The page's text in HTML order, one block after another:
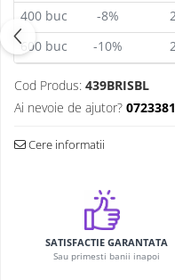
400 buc -8%
600 buc -10%
Cod Produs: 439BRISBL
Ai nevoie de ajutor?
Cere informatii
SATISFACTIE GARANTATA
Sau primesti banii inapoi